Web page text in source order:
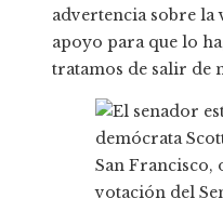
advertencia sobre la
apoyo para que lo
tratamos de salir de